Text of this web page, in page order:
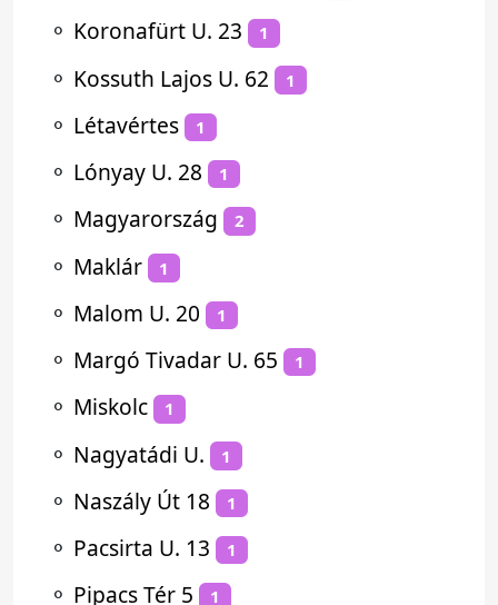
⚬ Koronafürt U. 23 1
⚬ Kossuth Lajos U. 62 1
⚬ Létavértes 1
⚬ Lónyay U. 28 1
⚬ Magyarország 2
⚬ Maklár 1
⚬ Malom U. 20 1
⚬ Margó Tivadar U. 65 1
⚬ Miskolc 1
⚬ Nagyatádi U. 1
⚬ Naszály Út 18 1
⚬ Pacsirta U. 13 1
⚬ Pipacs Tér 5 1